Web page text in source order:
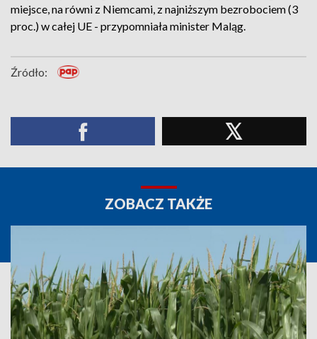
miejsce, na równi z Niemcami, z najniższym bezrobociem (3
proc.) w całej UE - przypomniała minister Maląg.
Źródło:
ZOBACZ TAKŻE